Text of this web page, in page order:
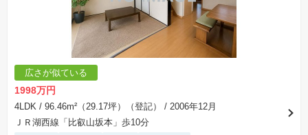
広さが似ている
1998万円
4LDK / 96.46m²（29.17坪）（登記）
/ 2006年12月
ＪＲ湖西線「比叡山坂本」歩10分